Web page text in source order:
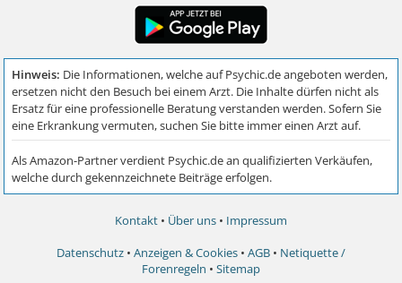
Kontakt • Über uns • Impressum
Datenschutz • Anzeigen & Cookies • AGB • Netiquette /
Forenregeln • Sitemap